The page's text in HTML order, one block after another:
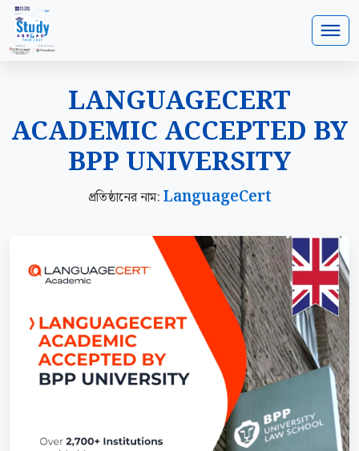
LANGUAGECERT
ACADEMIC ACCEPTED BY
BPP UNIVERSITY
প্রতিষ্ঠানের নাম: LanguageCert